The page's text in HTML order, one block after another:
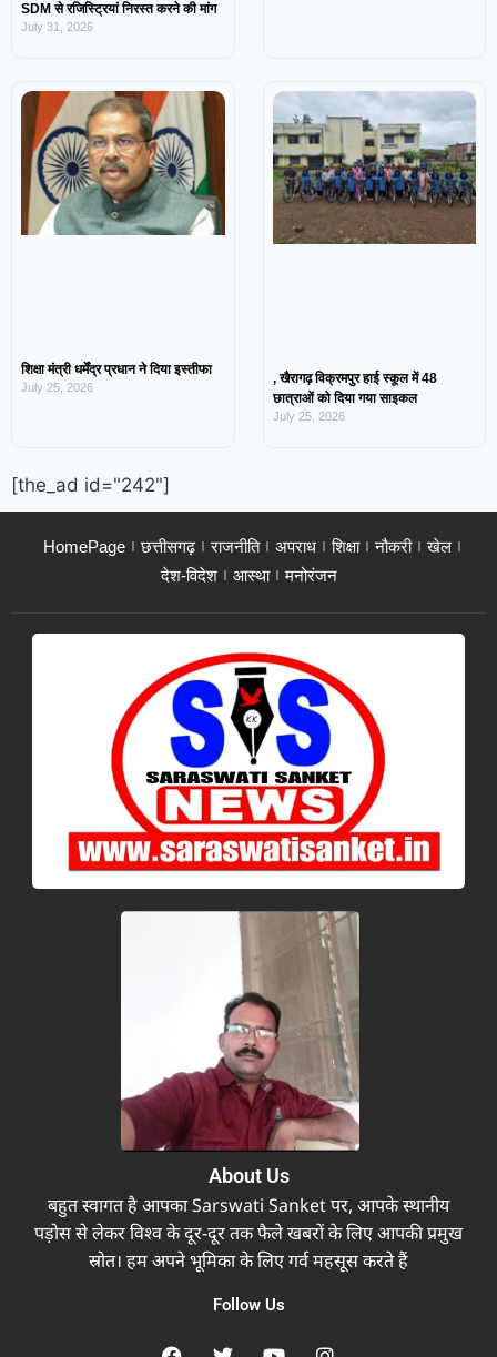
SDM से रजिस्ट्रियां निरस्त करने की मांग
July 31, 2026
शिक्षा मंत्री धर्मेंद्र प्रधान ने दिया इस्तीफा
July 25, 2026
, खैरागढ़ विक्रमपुर हाई स्कूल में 48
छात्राओं को दिया गया साइकल
July 25, 2026
[the_ad id="242"]
HomePage छत्तीसगढ़ राजनीति अपराध शिक्षा नौकरी
खेल
देश-विदेश
आस्था मनोरंजन
About Us
बहुत स्वागत है आपका Sarswati Sanket पर, आपके स्थानीय
पड़ोस से लेकर विश्व के दूर-दूर तक फैले खबरों के लिए आपकी प्रमुख
स्रोत। हम अपने भूमिका के लिए गर्व महसूस करते हैं
Follow Us